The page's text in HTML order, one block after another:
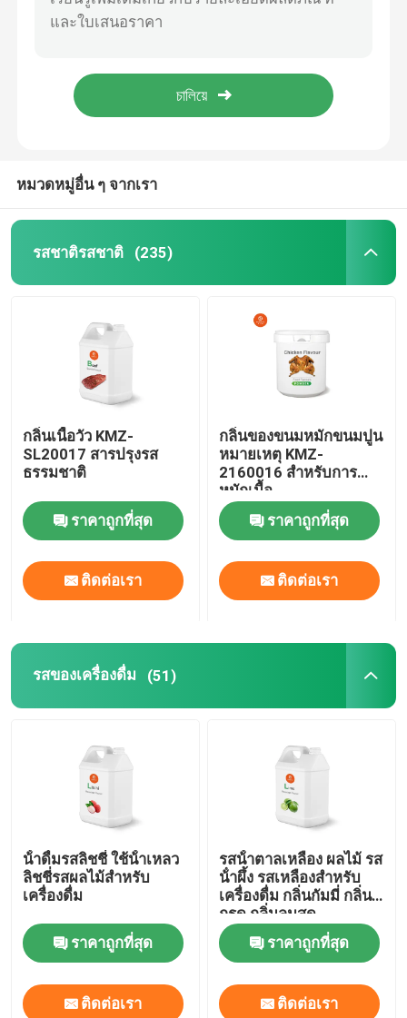
พูนเครื่องปรุงรส
รสของขนมหวาน
สารสกัดจากพืช
รสเชอร์รี่ รสเหลว รสธรรมชาติ
รสแอปเปิ้ล รสของธรรมชาติ
หมวดหมู่อื่น ๆ จากเรา
รสชาติรสชาติ (235)
กลิ่นเนื้อวัว KMZ-
SL20017 สารปรุงรส
ธรรมชาติ
ราคาถูกที่สุด
ติดต่อเรา
กลิ่นของขนมหมักขนมปูน
หมายเหตุ KMZ-
2160016 สําหรับการ
หมักเนื้อ
ราคาถูกที่สุด
ติดต่อเรา
รสของเครื่องดื่ม (51)
น้ําดื่มรสลิชชี่ ใช้น้ําเหลว
ลิชชี่รสผลไม้สําหรับ
เครื่องดื่ม
ราคาถูกที่สุด
ติดต่อเรา
รสน้ําตาลเหลือง ผลไม้ รส
น้ําผึ้ง รสเหลืองสําหรับ
เครื่องดื่ม กลิ่นกัมมี่ กลิ่น
กรด กลิ่นลมสด
ราคาถูกที่สุด
ติดต่อเรา